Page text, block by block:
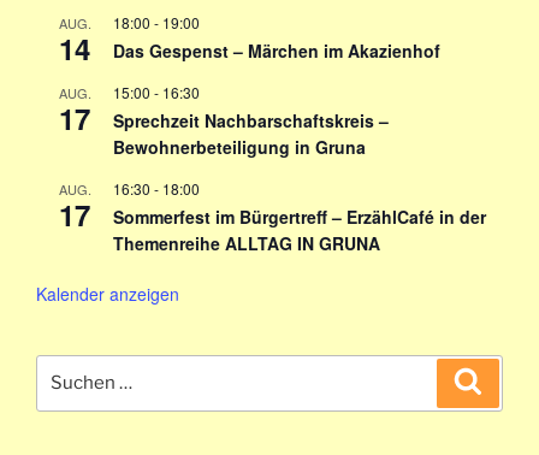
AUG.
14
18:00 - 19:00
Das Gespenst – Märchen im Akazienhof
AUG.
17
15:00 - 16:30
Sprechzeit Nachbarschaftskreis –
Bewohnerbeteiligung in Gruna
AUG.
17
16:30 - 18:00
Sommerfest im Bürgertreff – ErzählCafé in der
Themenreihe ALLTAG IN GRUNA
Kalender anzeigen
nach: